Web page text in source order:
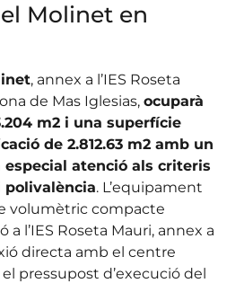
Molinet en
, annex a l’IES Roseta
de Mas Iglesias, ocuparà
m2 i una superfície
de 2.812.63 m2 amb un
especial atenció als criteris
. L’equipament
volumètric compacte
a l’IES Roseta Mauri, annex a
directa amb el centre
pressupost d’execució del